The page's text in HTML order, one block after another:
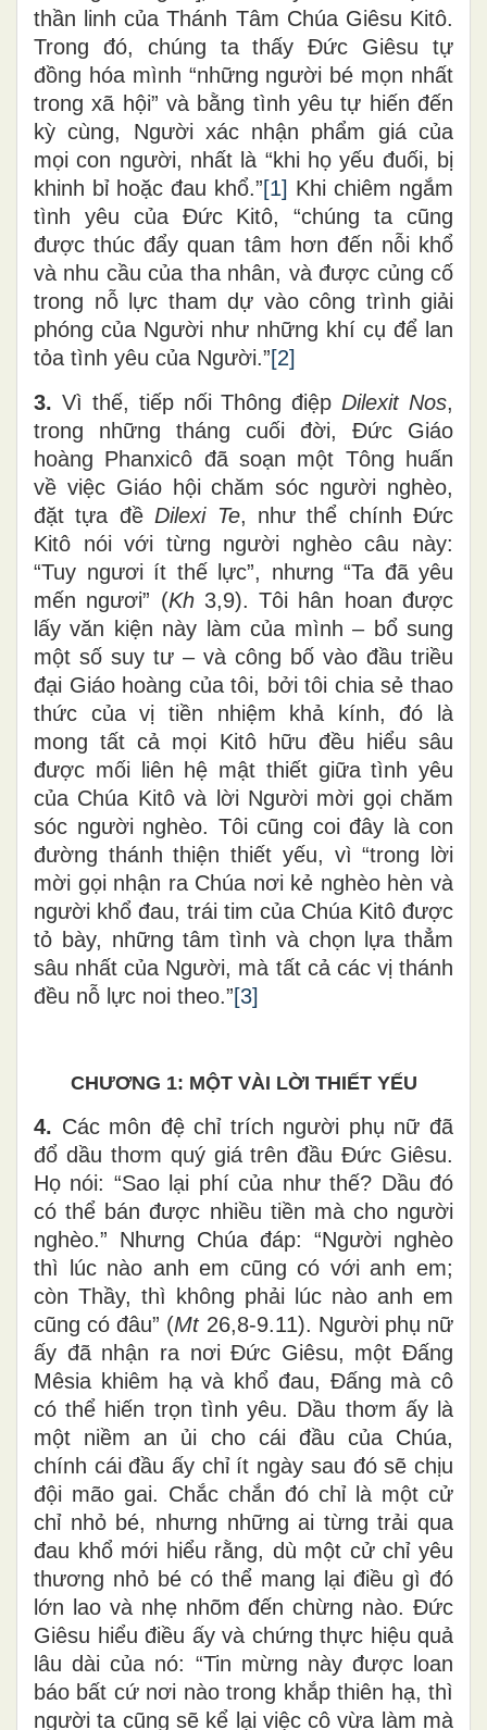
thần linh của Thánh Tâm Chúa Giêsu Kitô.
Trong đó, chúng ta thấy Đức Giêsu tự
đồng hóa mình “những người bé mọn nhất
trong xã hội” và bằng tình yêu tự hiến đến
kỳ cùng, Người xác nhận phẩm giá của
mọi con người, nhất là “khi họ yếu đuối, bị
khinh bỉ hoặc đau khổ.”[1] Khi chiêm ngắm
tình yêu của Đức Kitô, “chúng ta cũng
được thúc đẩy quan tâm hơn đến nỗi khổ
và nhu cầu của tha nhân, và được củng cố
trong nỗ lực tham dự vào công trình giải
phóng của Người như những khí cụ để lan
tỏa tình yêu của Người.”[2]
3. Vì thế, tiếp nối Thông điệp Dilexit Nos,
trong những tháng cuối đời, Đức Giáo
hoàng Phanxicô đã soạn một Tông huấn
về việc Giáo hội chăm sóc người nghèo,
đặt tựa đề Dilexi Te, như thể chính Đức
Kitô nói với từng người nghèo câu này:
“Tuy ngươi ít thế lực”, nhưng “Ta đã yêu
mến ngươi” (Kh3,9). Tôi hân hoan được
lấy văn kiện này làm của mình – bổ sung
một số suy tư – và công bố vào đầu triều
đại Giáo hoàng của tôi, bởi tôi chia sẻ thao
thức của vị tiền nhiệm khả kính, đó là
mong tất cả mọi Kitô hữu đều hiểu sâu
được mối liên hệ mật thiết giữa tình yêu
của Chúa Kitô và lời Người mời gọi chăm
sóc người nghèo. Tôi cũng coi đây là con
đường thánh thiện thiết yếu, vì “trong lời
mời gọi nhận ra Chúa nơi kẻ nghèo hèn và
người khổ đau, trái tim của Chúa Kitô được
tỏ bày, những tâm tình và chọn lựa thẳm
sâu nhất của Người, mà tất cả các vị thánh
đều nỗ lực noi theo.”[3]
CHƯƠNG 1: MỘT VÀI LỜI THIẾT YẾU
4. Các môn đệ chỉ trích người phụ nữ đã
đổ dầu thơm quý giá trên đầu Đức Giêsu.
Họ nói: “Sao lại phí của như thế? Dầu đó
có thể bán được nhiều tiền mà cho người
nghèo.” Nhưng Chúa đáp: “Người nghèo
thì lúc nào anh em cũng có với anh em;
còn Thầy, thì không phải lúc nào anh em
cũng có đâu” (Mt26,8-9.11). Người phụ nữ
ấy đã nhận ra nơi Đức Giêsu, một Đấng
Mêsia khiêm hạ và khổ đau, Đấng mà cô
có thể hiến trọn tình yêu. Dầu thơm ấy là
một niềm an ủi cho cái đầu của Chúa,
chính cái đầu ấy chỉ ít ngày sau đó sẽ chịu
đội mão gai. Chắc chắn đó chỉ là một cử
chỉ nhỏ bé, nhưng những ai từng trải qua
đau khổ mới hiểu rằng, dù một cử chỉ yêu
thương nhỏ bé có thể mang lại điều gì đó
lớn lao và nhẹ nhõm đến chừng nào. Đức
Giêsu hiểu điều ấy và chứng thực hiệu quả
lâu dài của nó: “Tin mừng này được loan
báo bất cứ nơi nào trong khắp thiên hạ, thì
người ta cũng sẽ kể lại việc cô vừa làm mà